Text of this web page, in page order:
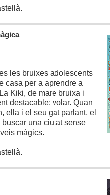
les bruixes adolescents
casa per a aprendre a
Kiki, de mare bruixa i
destacable: volar. Quan
ella i el seu gat parlant, el
buscar una ciutat sense
màgics.